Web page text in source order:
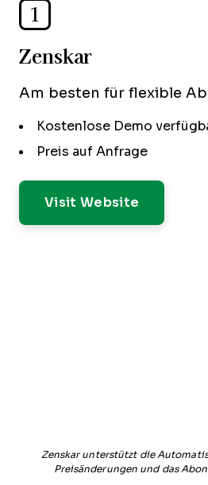
1
Zenskar
Am besten für flexible
Kostenlose Demo
Preis auf Anfrage
Visit Website
Zenskar unterstützt die
Preisänderungen und das